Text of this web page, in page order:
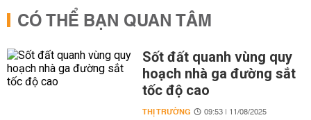
CÓ THỂ BẠN QUAN TÂM
Sốt đất quanh vùng quy
hoạch nhà ga đường sắt
tốc độ cao
THỊ TRƯỜNG 09:53 | 11/08/2025